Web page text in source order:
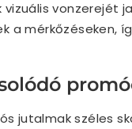
vonzerejét
a mérkőzéseken,
jutalmak széles